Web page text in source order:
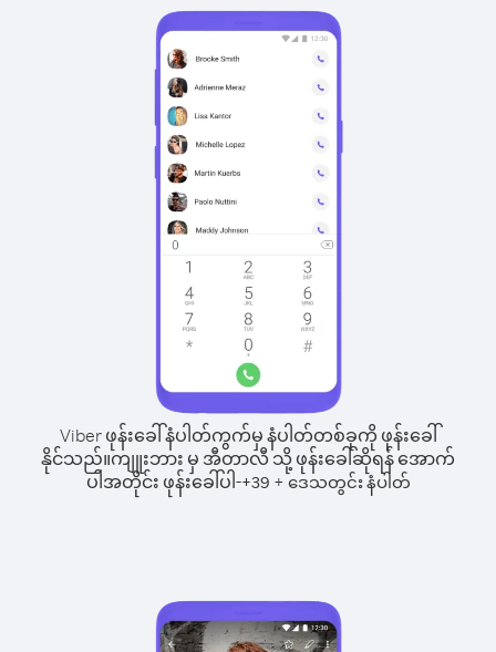
Viber ဖုန်းခေါ်နံပါတ်ကွက်မှ နံပါတ်တစ်ခုကို ဖုန်းခေါ်
နိုင်သည်။ကျူးဘား မှ အီတာလီ သို့ ဖုန်းခေါ်ဆိုရန် အောက်
ပါအတိုင်း ဖုန်းခေါ်ပါ-+39 +ဒေသတွင်း နံပါတ်